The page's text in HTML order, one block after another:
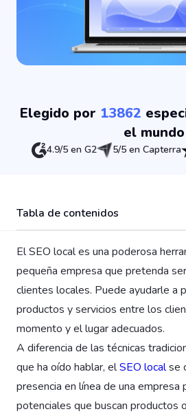
Elegido por 13862
el mundo
4.9/5 en G2 5/5 en Capterra
Tabla de contenidos
El SEO local es una poderosa
pequeña empresa que pretenda
clientes locales. Puede ayudarle a
productos y servicios entre los
momento y el lugar adecuados.
A diferencia de las técnicas
que ha oído hablar, elSEO localse
presencia en línea de una empresa
potenciales que buscan productos